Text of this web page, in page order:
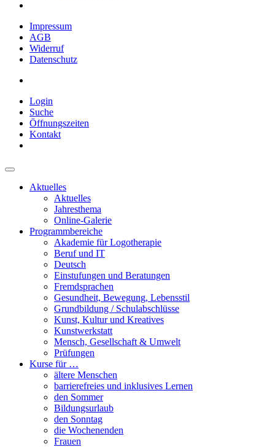
Impressum
AGB
Widerruf
Datenschutz
Login
Suche
Öffnungszeiten
Kontakt
Aktuelles
Aktuelles
Jahresthema
Online-Galerie
Programmbereiche
Akademie für Logotherapie
Beruf und IT
Deutsch
Einstufungen und Beratungen
Fremdsprachen
Gesundheit, Bewegung, Lebensstil
Grundbildung / Schulabschlüsse
Kunst, Kultur und Kreatives
Kunstwerkstatt
Mensch, Gesellschaft & Umwelt
Prüfungen
Kurse für …
ältere Menschen
barrierefreies und inklusives Lernen
den Sommer
Bildungsurlaub
den Sonntag
die Wochenenden
Frauen